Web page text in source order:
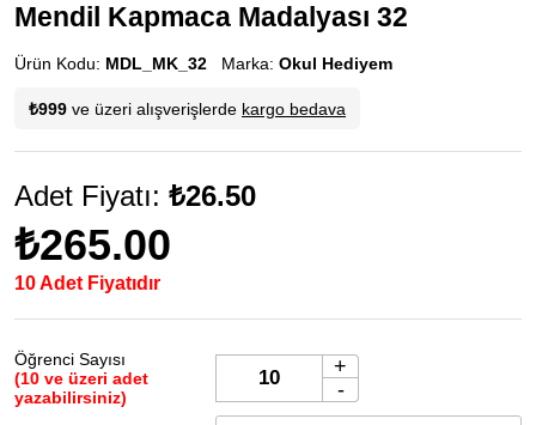
Mendil Kapmaca Madalyası 32
Ürün Kodu: MDL_MK_32 Marka: Okul Hediyem
₺999 ve üzeri alışverişlerde kargo bedava
Adet Fiyatı: ₺26.50
₺265.00
10 Adet Fiyatıdır
Öğrenci Sayısı
(10 ve üzeri adet
yazabilirsiniz)
+
-